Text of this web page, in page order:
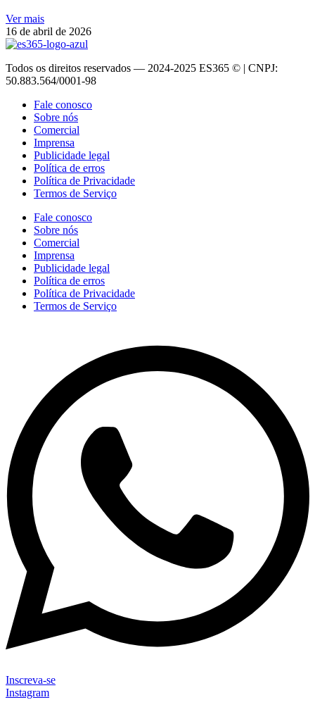
Ver mais
16 de abril de 2026
Todos os direitos reservados — 2024-2025 ES365 © | CNPJ:
50.883.564/0001-98
Fale conosco
Sobre nós
Comercial
Imprensa
Publicidade legal
Política de erros
Política de Privacidade
Termos de Serviço
Fale conosco
Sobre nós
Comercial
Imprensa
Publicidade legal
Política de erros
Política de Privacidade
Termos de Serviço
Inscreva-se
Instagram